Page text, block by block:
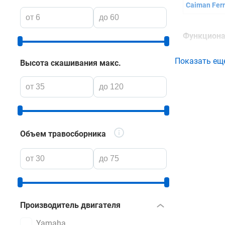
Высота скашивания макс.
Объем травосборника
Производитель двигателя
Caiman
ножевого
Показать